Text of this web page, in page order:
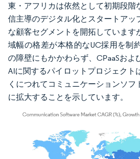
東・アフリカは依然として初期段階
信主導のデジタル化とスタートアッ
な顧客セグメントを開拓しています
域幅の格差が本格的なUC採用を制
の障壁にもかかわらず、CPaaSおよ
AIに関するパイロットプロジェクト
くにつれてコミュニケーションソフ
に拡大することを示しています。